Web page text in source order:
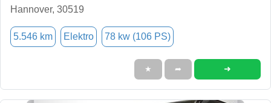
Hannover, 30519
5.546 km Elektro 78 kw (106 PS)
★ ➦ ➜